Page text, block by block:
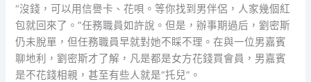
“沒錢，可以用信譽卡、花唄。等你找到男伴侶，人家幾個紅
包就回來了。”任務職員如許說。但是，辦事期過后，劉密斯
仍未脫單，但任務職員早就對她不睬不理。在與一位男嘉賓
聊地利，劉密斯才了解，凡是都是女方花錢買會員，男嘉賓
是不花錢相親，甚至有些人就是“托兒”。